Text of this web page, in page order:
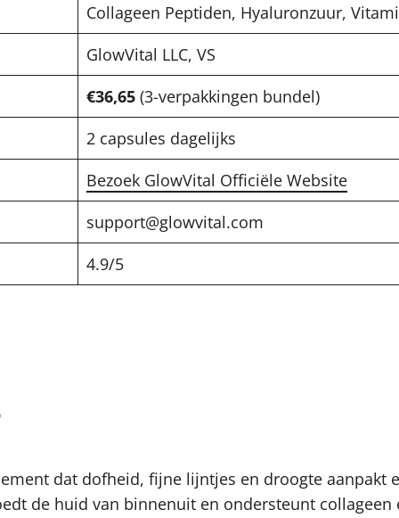
Collageen Peptiden, Hyaluronzuur,
GlowVital LLC, VS
€36,65(3-verpakkingen bundel)
2 capsules dagelijks
Bezoek GlowVital Officiële Website
support@glowvital.com
4.9/5
dat dofheid, fijne lijntjes en droogte aanpakt
de huid van binnenuit en ondersteunt